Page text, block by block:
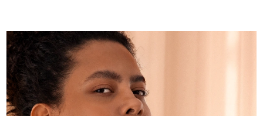
For men, anti-aging massage
LUNA™ 4 mini
For young skin, T-zone
Microcurrent line smoothing device
面部提拉護理
Premium anti-aging skincare
Near-infrared and red light therapy
device
UFO™ 3 mini
Red light therapy device for young skin
issa™ 4 plus
Smart hybrid silicone sonic toothbrush
issa™ 4 smile
Hybrid silicone sonic toothbrush
抗老
FAQ™ 101
Clinical anti-aging
FAQ™ 201
LED mask
NEW
智利
中國
哥倫比亞